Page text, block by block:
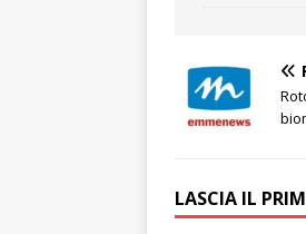
LASCIA IL